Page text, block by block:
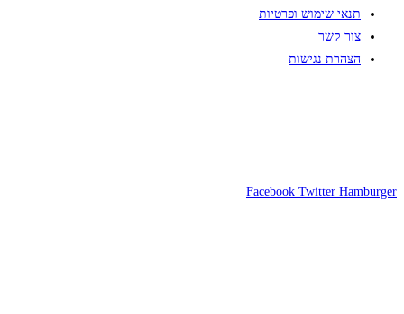
תנאי שימוש ופרטיות
צור קשר
הצהרת נגישות
Facebook Twitter Hamburger